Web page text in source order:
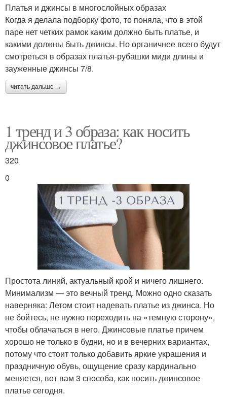
Платья и джинсы в многослойных образах
Когда я делала подборку фото, то поняла, что в этой
паре нет четких рамок каким должно быть платье, и
какими должны быть джинсы. Но органичнее всего будут
смотреться в образах платья-рубашки миди длины и
зауженные джинсы 7/8.
читать дальше →
1 тренд и 3 образа: как носить
джинсовое платье?
320
0
Простота линий, актуальный крой и ничего лишнего.
Минимализм — это вечный тренд. Можно одно сказать
наверняка: Летом стоит надевать платье из джинса. Но
не бойтесь, не нужно переходить на «темную сторону»,
чтобы облачаться в него. Джинсовые платье причем
хорошо не только в будни, но и в вечерних вариантах,
потому что стоит только добавить яркие украшения и
праздничную обувь, ощущение сразу кардинально
меняется, вот вам 3 способа, как носить джинсовое
платье сегодня.